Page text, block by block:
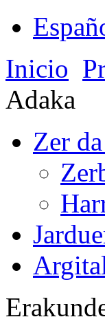
Inicio
Adaka
Zer